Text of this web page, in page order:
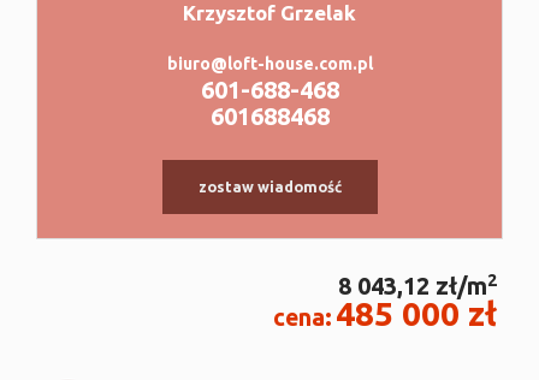
Krzysztof Grzelak
biuro@loft-house.com.pl
601-688-468
601688468
zostaw wiadomość
8 043,12 zł/m2
cena: 485 000 zł